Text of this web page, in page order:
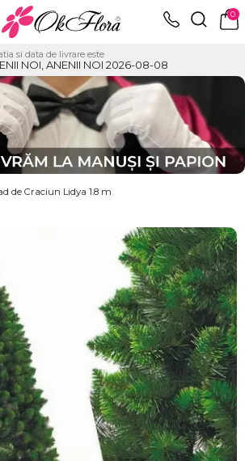
0
si data de livrare este
NOI, ANENII NOI 2026-08-08
de Craciun Lidya 1.8 m